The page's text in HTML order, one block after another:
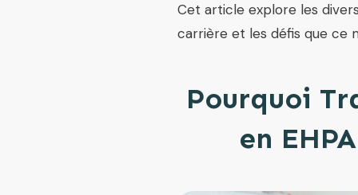
Cet article explore les
carrière et les défis que ce
Pourquoi
en